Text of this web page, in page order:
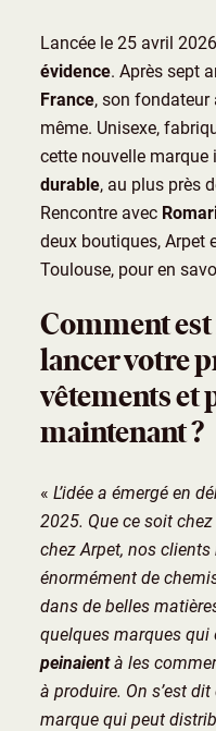
Lancée le 25 avril
évidence. Après sept
France, son fondateur
même. Unisexe,
cette nouvelle marque
durable, au plus près
Rencontre avec
deux boutiques, Arpet
Toulouse, pour en
Comment est
lancer votre
vêtements et
maintenant ?
« L’idée a émergé en
2025. Que ce soit
chez Arpet, nos clients
énormément de
dans de belles
quelques marques qui
peinaientà les
à produire. On s’est
marque qui peut